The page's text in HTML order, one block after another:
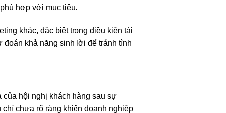
hợp với mục tiêu.
khác, đặc biệt trong điều kiện tài
đoán khả năng sinh lời để tránh tình
của hội nghị khách hàng sau sự
chí chưa rõ ràng khiến doanh nghiệp